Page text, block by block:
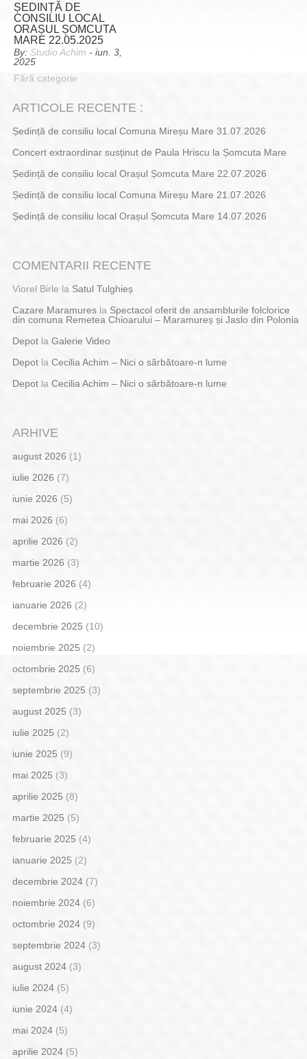
ȘEDINȚĂ DE
CONSILIU LOCAL
ORAȘUL ȘOMCUTA
MARE 22.05.2025
By: Studio Achim - iun. 3,
2025
Fără categorie
ARTICOLE RECENTE :
Ședință de consiliu local Comuna Mireșu Mare 31.07.2026
Concert extraordinar susținut de Paula Hriscu la Șomcuta Mare
Ședință de consiliu local Orașul Șomcuta Mare 22.07.2026
Ședință de consiliu local Comuna Mireșu Mare 21.07.2026
Ședință de consiliu local Orașul Șomcuta Mare 14.07.2026
COMENTARII RECENTE
Viorel Birle la Satul Tulghieș
Cazare Maramuresla Spectacol oferit de ansamblurile folclorice
din comuna Remetea Chioarului – Maramureș și Jaslo din Polonia
Depotla Galerie Video
Depotla Cecilia Achim – Nici o sărbătoare-n lume
Depotla Cecilia Achim – Nici o sărbătoare-n lume
ARHIVE
august 2026 (1)
iulie 2026 (7)
iunie 2026 (5)
mai 2026 (6)
aprilie 2026 (2)
martie 2026 (3)
februarie 2026 (4)
ianuarie 2026 (2)
decembrie 2025 (10)
noiembrie 2025 (2)
octombrie 2025 (6)
septembrie 2025 (3)
august 2025 (3)
iulie 2025 (2)
iunie 2025 (9)
mai 2025 (3)
aprilie 2025 (8)
martie 2025 (5)
februarie 2025 (4)
ianuarie 2025 (2)
decembrie 2024(7)
noiembrie 2024(6)
octombrie 2024(9)
septembrie 2024(3)
august 2024(3)
iulie 2024(5)
iunie 2024(4)
mai 2024(5)
aprilie 2024(5)